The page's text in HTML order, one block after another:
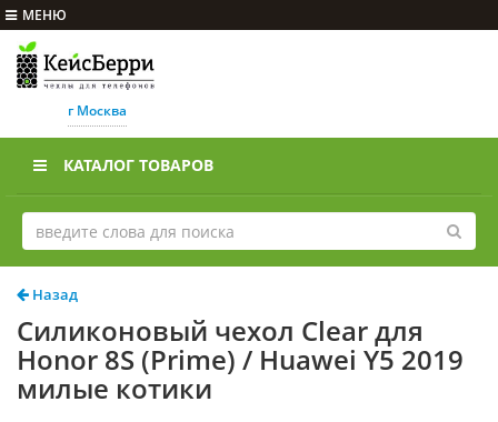
МЕНЮ
г Москва
КАТАЛОГ ТОВАРОВ
Назад
Силиконовый чехол Clear для
Honor 8S (Prime) / Huawei Y5 2019
милые котики